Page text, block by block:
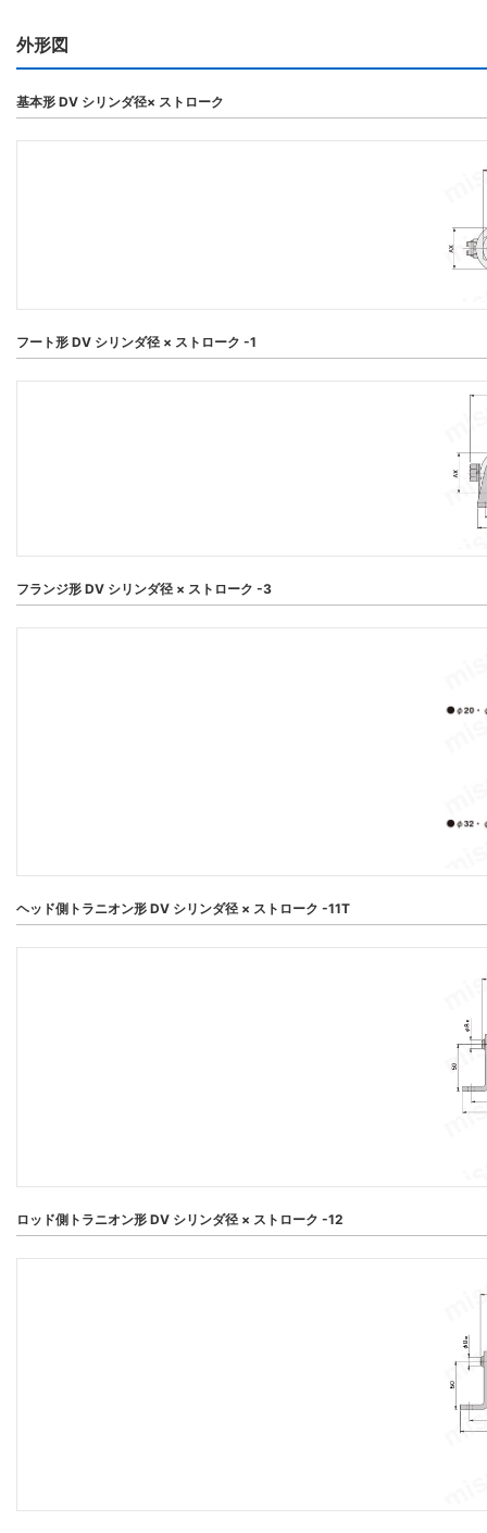
外形図
基本形 DV シリンダ径× ストローク
フート形 DV シリンダ径 × ストローク -1
フランジ形 DV シリンダ径 × ストローク -3
ヘッド側トラニオン形 DV シリンダ径 × ストローク -11T
ロッド側トラニオン形 DV シリンダ径 × ストローク -12